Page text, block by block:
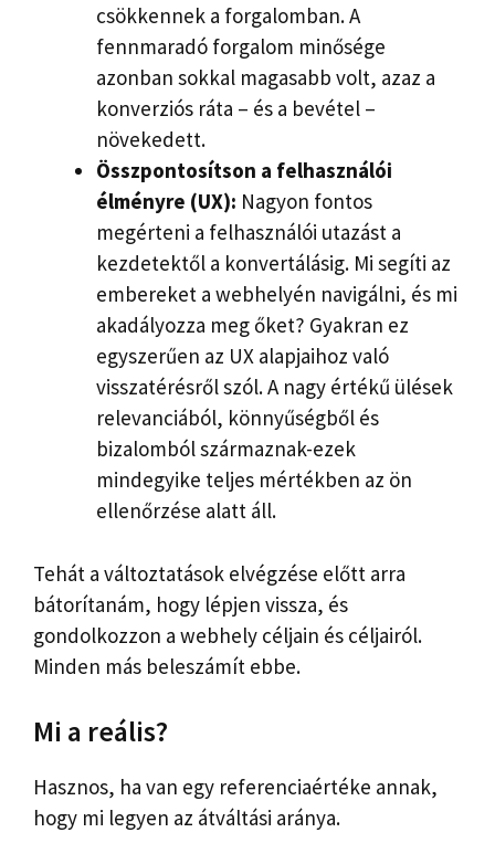
csökkennek a forgalomban. A
fennmaradó forgalom minősége
azonban sokkal magasabb volt, azaz a
konverziós ráta – és a bevétel –
növekedett.
Összpontosítson a felhasználói
élményre (UX): Nagyon fontos
megérteni a felhasználói utazást a
kezdetektől a konvertálásig. Mi segíti az
embereket a webhelyén navigálni, és mi
akadályozza meg őket? Gyakran ez
egyszerűen az UX alapjaihoz való
visszatérésről szól. A nagy értékű ülések
relevanciából, könnyűségből és
bizalomból származnak-ezek
mindegyike teljes mértékben az ön
ellenőrzése alatt áll.
Tehát a változtatások elvégzése előtt arra
bátorítanám, hogy lépjen vissza, és
gondolkozzon a webhely céljain és céljairól.
Minden más beleszámít ebbe.
Mi a reális?
Hasznos, ha van egy referenciaértéke annak,
hogy mi legyen az átváltási aránya.